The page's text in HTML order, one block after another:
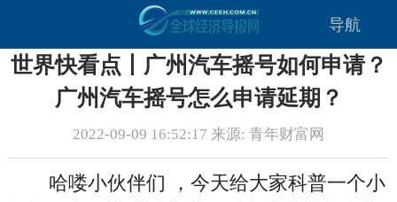
导航
世界快看点丨广州汽车摇号如何申请？
广州汽车摇号怎么申请延期？
2022-09-09 16:52:17 来源: 青年财富网
哈喽小伙伴们 ，今天给大家科普一个小